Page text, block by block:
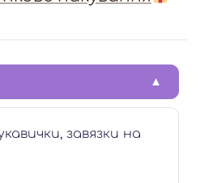
завязки на